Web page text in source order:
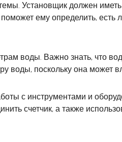
Установщик должен иметь
ему определить, есть
воды. Важно знать, что
воды, поскольку она может
с инструментами и
счетчик, а также